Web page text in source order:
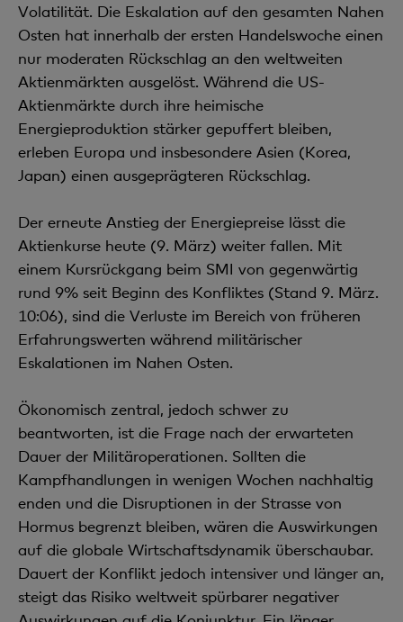
Volatilität. Die Eskalation auf den gesamten Nahen
Osten hat innerhalb der ersten Handelswoche einen
nur moderaten Rückschlag an den weltweiten
Aktienmärkten ausgelöst. Während die US-
Aktienmärkte durch ihre heimische
Energieproduktion stärker gepuffert bleiben,
erleben Europa und insbesondere Asien (Korea,
Japan) einen ausgeprägteren Rückschlag.
Der erneute Anstieg der Energiepreise lässt die
Aktienkurse heute (9. März) weiter fallen. Mit
einem Kursrückgang beim SMI von gegenwärtig
rund 9% seit Beginn des Konfliktes (Stand 9. März.
10:06), sind die Verluste im Bereich von früheren
Erfahrungswerten während militärischer
Eskalationen im Nahen Osten.
Ökonomisch zentral, jedoch schwer zu
beantworten, ist die Frage nach der erwarteten
Dauer der Militäroperationen. Sollten die
Kampfhandlungen in wenigen Wochen nachhaltig
enden und die Disruptionen in der Strasse von
Hormus begrenzt bleiben, wären die Auswirkungen
auf die globale Wirtschaftsdynamik überschaubar.
Dauert der Konflikt jedoch intensiver und länger an,
steigt das Risiko weltweit spürbarer negativer